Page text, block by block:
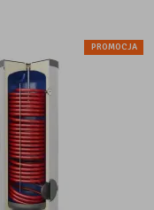
PROMOCJA